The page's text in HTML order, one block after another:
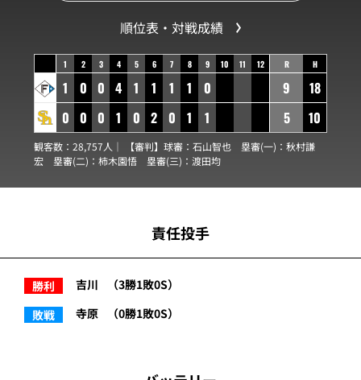
順位表・対戦成績
1 2 3 4 5 6 7 8 9 10 11 12
1 0 0 4 1 1 1 1
0
0 0 0 1 0 2 0 1 1
R H
9
18
5
10
観客数：28,757人｜ 【審判】球審： 石山智也 塁審(一)： 秋村謙
宏 塁審(二)： 柿木園悟 塁審(三)： 渡田均
責任投手
勝利 吉川
（3勝1敗0S）
敗戦
寺原 （0勝1敗0S）